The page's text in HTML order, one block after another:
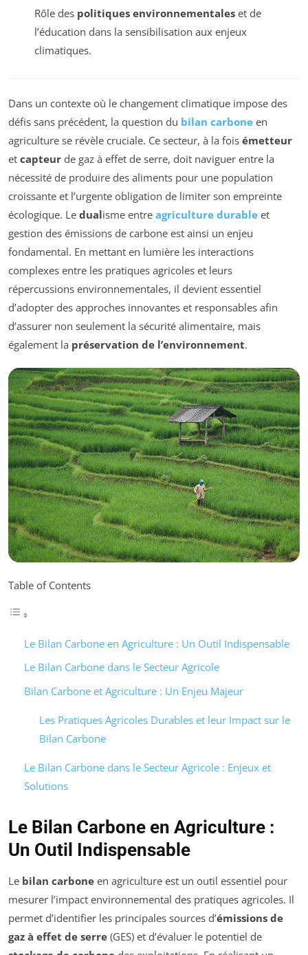
Rôle des politiques environnementaleset de
l’éducation dans la sensibilisation aux enjeux
climatiques.
Dans un contexte où le changement climatique impose des
défis sans précédent, la question du bilan carbone en
agriculture se révèle cruciale. Ce secteur, à la fois émetteur
et capteur de gaz à effet de serre, doit naviguer entre la
nécessité de produire des aliments pour une population
croissante et l’urgente obligation de limiter son empreinte
écologique. Le dualisme entre agriculture durable et
gestion des émissions de carbone est ainsi un enjeu
fondamental. En mettant en lumière les interactions
complexes entre les pratiques agricoles et leurs
répercussions environnementales, il devient essentiel
d’adopter des approches innovantes et responsables afin
d’assurer non seulement la sécurité alimentaire, mais
également la préservation de l’environnement.
Table of Contents
Le Bilan Carbone en Agriculture : Un Outil Indispensable
Le Bilan Carbone dans le Secteur Agricole
Bilan Carbone et Agriculture : Un Enjeu Majeur
Les Pratiques Agricoles Durables et leur Impact sur le
Bilan Carbone
Le Bilan Carbone dans le Secteur Agricole : Enjeux et
Solutions
Le Bilan Carbone en Agriculture :
Un Outil Indispensable
Le bilan carbone en agriculture est un outil essentiel pour
mesurer l’impact environnemental des pratiques agricoles. Il
permet d’identifier les principales sources d’émissions de
gaz à effet de serre (GES) et d’évaluer le potentiel de